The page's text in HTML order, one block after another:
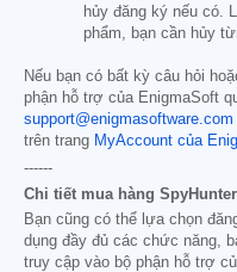
hủy đăng ký nếu có.
phẩm, bạn cần hủy
Nếu bạn có bất kỳ câu hỏi
phận hỗ trợ của EnigmaSoft
support@enigmasoftware.com
trên trang MyAccount của
------
Chi tiết mua hàng SpyHunter
Bạn cũng có thể lựa chọn
dụng đầy đủ các chức năng,
truy cập vào bộ phận hỗ trợ